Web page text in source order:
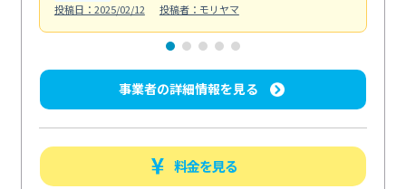
投稿日：2025/02/12
投稿者：モリヤマ
事業者の詳細情報を見る
料金を見る